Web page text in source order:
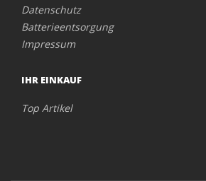
Datenschutz
Batterieentsorgung
Impressum
IHR EINKAUF
Top Artikel